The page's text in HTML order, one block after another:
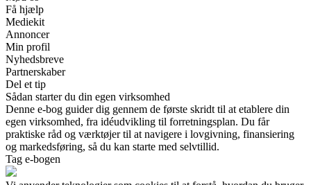
Få hjælp
Mediekit
Annoncer
Min profil
Nyhedsbreve
Partnerskaber
Del et tip
Sådan starter du din egen virksomhed
Denne e-bog guider dig gennem de første skridt til at etablere din
egen virksomhed, fra idéudvikling til forretningsplan. Du får
praktiske råd og værktøjer til at navigere i lovgivning, finansiering
og markedsføring, så du kan starte med selvtillid.
Tag e-bogen